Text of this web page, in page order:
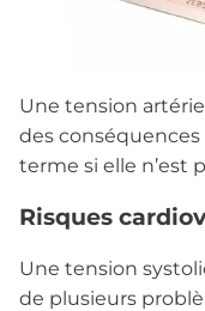
Une tension
des
terme si elle n’est
Risques
Une tension
de plusieurs